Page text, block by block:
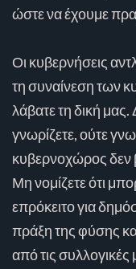
ώστε να έχουμε
Οι κυβερνήσεις
τη συναίνεση των
λάβατε τη δική
γνωρίζετε, ούτε
κυβερνοχώρος δεν
Μη νομίζετε ότι
επρόκειτο για
πράξη της φύσης
από τις συλλογικές